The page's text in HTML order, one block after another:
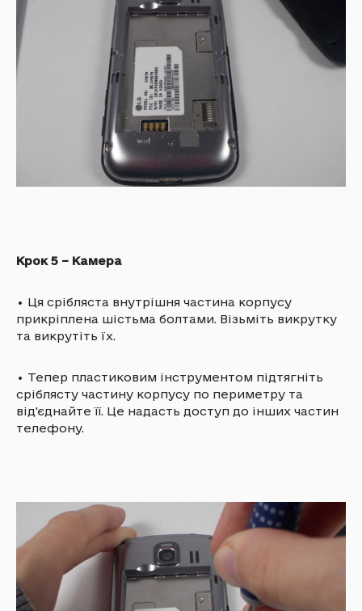
Крок 5 – Камера
• Ця срібляста внутрішня частина корпусу
прикріплена шістьма болтами. Візьміть викрутку
та викрутіть їх.
• Тепер пластиковим інструментом підтягніть
сріблясту частину корпусу по периметру та
від'єднайте її. Це надасть доступ до інших частин
телефону.